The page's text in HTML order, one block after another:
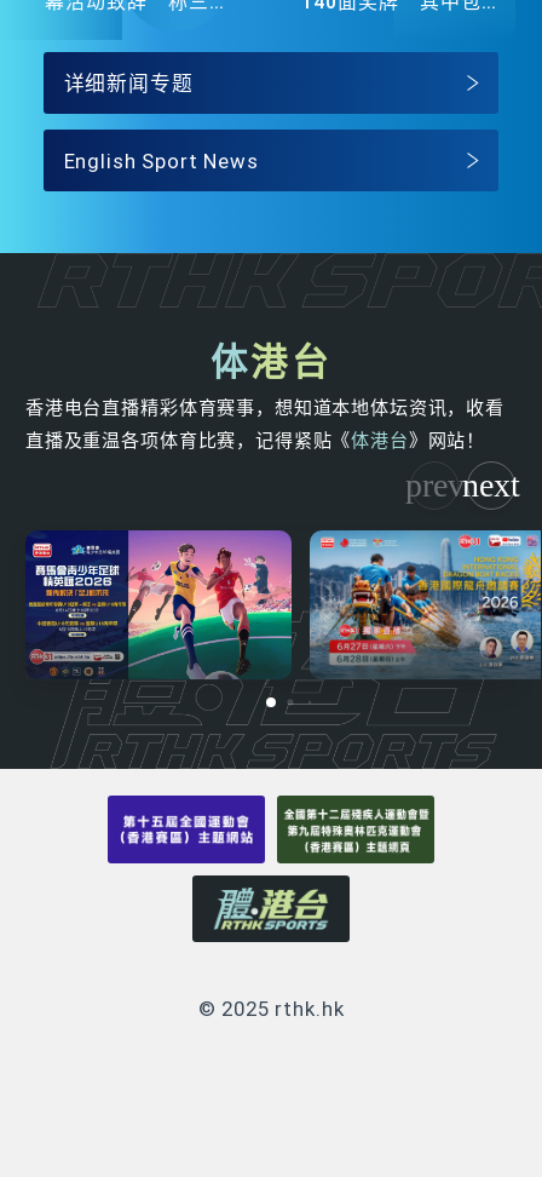
详细新闻专题
English Sport News
体港台
香港电台直播精彩体育赛事，想知道本地体坛资讯，收看
直播及重温各项体育比赛，记得紧贴《体港台》网站！
© 2025 rthk.hk